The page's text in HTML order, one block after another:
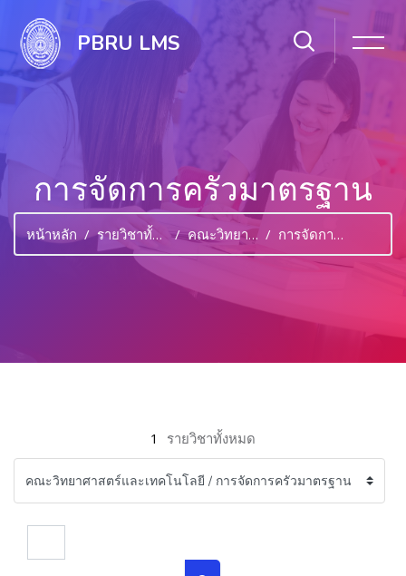
PBRU LMS
การจัดการครัวมาตรฐาน
หน้าหลัก รายวิชาทั้งหมด คณะวิทยาศาสตร์และเทคโนโลยี การจัดการครัวมาตรฐาน
1 รายวิชาทั้งหมด